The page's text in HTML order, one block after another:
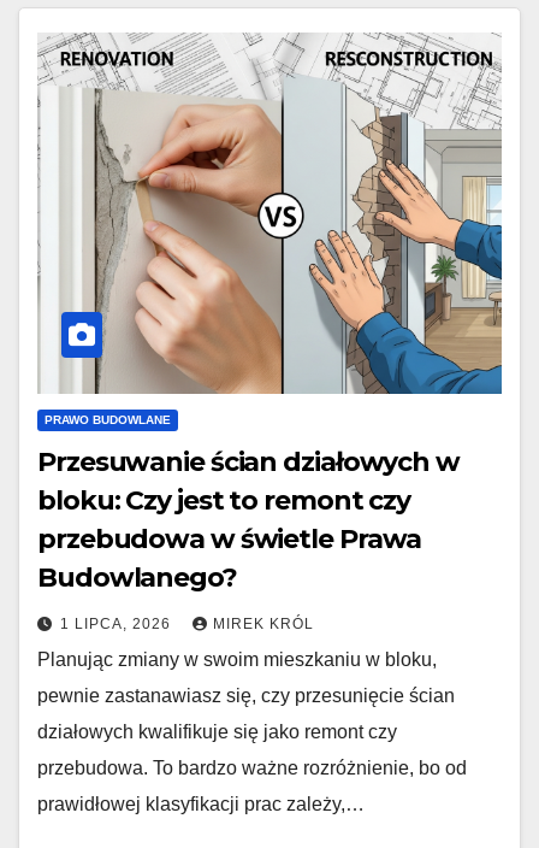
PRAWO BUDOWLANE
Przesuwanie ścian działowych w
bloku: Czy jest to remont czy
przebudowa w świetle Prawa
Budowlanego?
1 LIPCA, 2026 MIREK KRÓL
Planując zmiany w swoim mieszkaniu w bloku,
pewnie zastanawiasz się, czy przesunięcie ścian
działowych kwalifikuje się jako remont czy
przebudowa. To bardzo ważne rozróżnienie, bo od
prawidłowej klasyfikacji prac zależy,…